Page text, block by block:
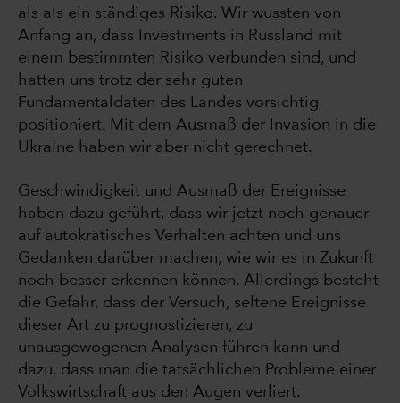
als als ein ständiges Risiko. Wir wussten von
Anfang an, dass Investments in Russland mit
einem bestimmten Risiko verbunden sind, und
hatten uns trotz der sehr guten
Fundamentaldaten des Landes vorsichtig
positioniert. Mit dem Ausmaß der Invasion in die
Ukraine haben wir aber nicht gerechnet.
Geschwindigkeit und Ausmaß der Ereignisse
haben dazu geführt, dass wir jetzt noch genauer
auf autokratisches Verhalten achten und uns
Gedanken darüber machen, wie wir es in Zukunft
noch besser erkennen können. Allerdings besteht
die Gefahr, dass der Versuch, seltene Ereignisse
dieser Art zu prognostizieren, zu
unausgewogenen Analysen führen kann und
dazu, dass man die tatsächlichen Probleme einer
Volkswirtschaft aus den Augen verliert.